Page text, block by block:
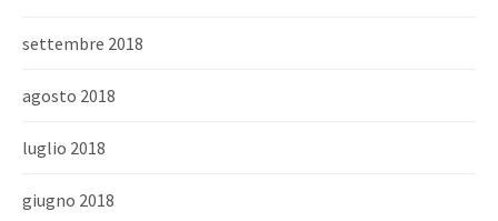
settembre 2018
agosto 2018
luglio 2018
giugno 2018